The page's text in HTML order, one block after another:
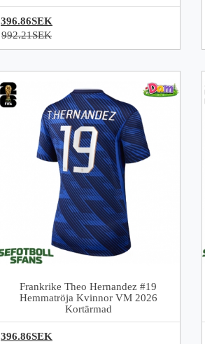
396.86SEK
992.21SEK
Frankrike Theo Hernandez #19
Hemmatröja Kvinnor VM 2026
Kortärmad
396.86SEK